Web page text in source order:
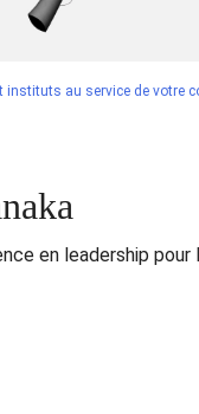
instituts au service de votre
en leadership pour